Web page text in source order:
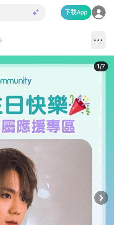
下載App
1/7